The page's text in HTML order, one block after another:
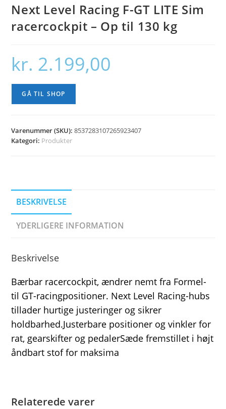
Next Level Racing F-GT LITE Sim
racercockpit – Op til 130 kg
kr. 2.199,00
GÅ TIL SHOP
Varenummer (SKU):8537283107265923407
Kategori: Produkter
BESKRIVELSE
YDERLIGERE INFORMATION
Beskrivelse
Bærbar racercockpit, ændrer nemt fra Formel-
til GT-racingpositioner. Next Level Racing-hubs
tillader hurtige justeringer og sikrer
holdbarhed.Justerbare positioner og vinkler for
rat, gearskifter og pedalerSæde fremstillet i højt
åndbart stof for maksima
Relaterede varer